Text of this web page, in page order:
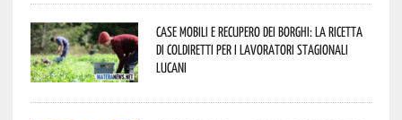
Case mobili e recupero dei borghi: la ricetta
di Coldiretti per i lavoratori stagionali
lucani